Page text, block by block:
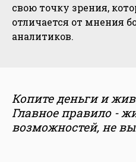
свою точку зрения,
отличается от мнения
аналитиков.
Копите деньги и
Главное правило -
возможностей, не